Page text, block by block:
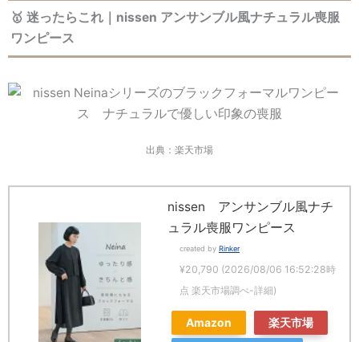
🥇 迷ったらこれ｜nissen アンサンブル風ナチュラル喪服
ワンピース
出典：楽天市場
nissen アンサンブル風ナチ
ュラル喪服ワンピース
created by Rinker
¥20,790 (2026/08/06 16:52:28時
点 楽天市場調べ-詳細)
Amazon
楽天市場